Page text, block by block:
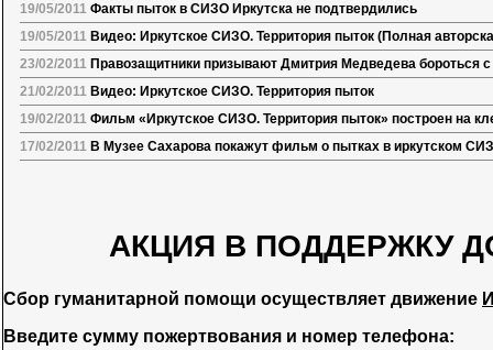
19/05/2011 Факты пыток в СИЗО Иркутска не подтвердились
19/05/2011 Видео: Иркутское СИЗО. Территория пыток (Полная
23/02/2011 Правозащитники призывают Дмитрия Медведева бороться
21/02/2011 Видео: Иркутское СИЗО. Территория пыток
19/02/2011 Фильм «Иркутское СИЗО. Территория пыток» построен на
17/02/2011 В Музее Сахарова покажут фильм о пытках в иркутском
АКЦИЯ В ПОДДЕРЖКУ
Сбор гуманитарной помощи осуществляет движение
Введите сумму пожертвования и номер телефона: